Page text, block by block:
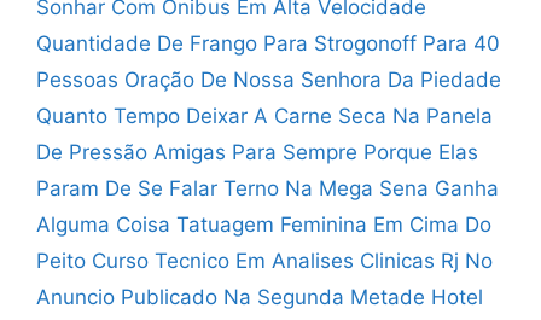
Sonhar Com Onibus Em Alta Velocidade
Quantidade De Frango Para Strogonoff Para 40
Pessoas Oração De Nossa Senhora Da Piedade
Quanto Tempo Deixar A Carne Seca Na Panela
De Pressão Amigas Para Sempre Porque Elas
Param De Se Falar Terno Na Mega Sena Ganha
Alguma Coisa Tatuagem Feminina Em Cima Do
Peito Curso Tecnico Em Analises Clinicas Rj No
Anuncio Publicado Na Segunda Metade Hotel